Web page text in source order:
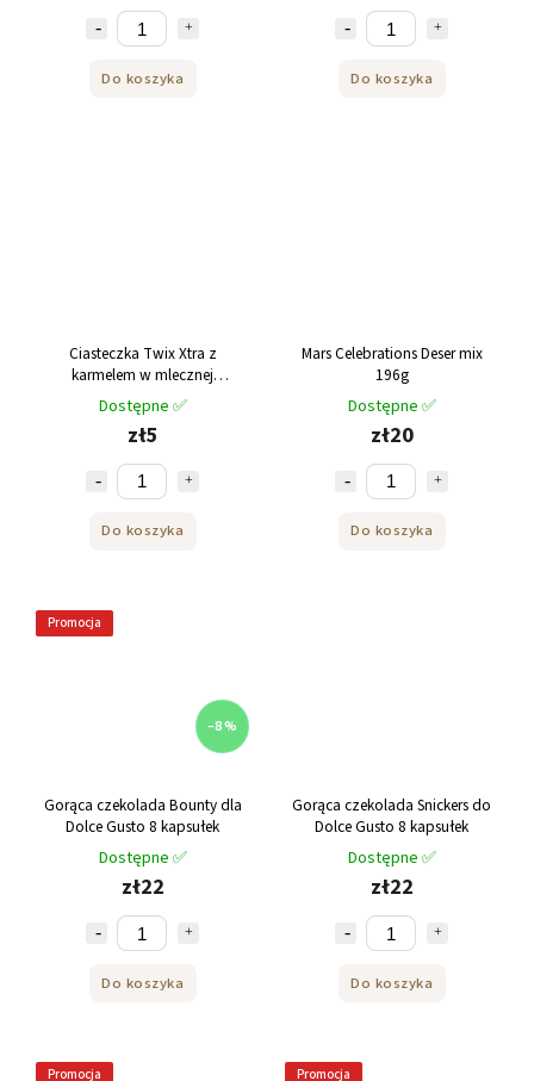
Do koszyka Do koszyka
Ciasteczka Twix Xtra z
karmelem w mlecznej
czekoladzie 2 x 37,5g
Dostępne ✅
zł5
Do koszyka
Mars Celebrations Deser mix
196g
Dostępne ✅
zł20
Do koszyka
Promocja
–8 %
Gorąca czekolada Bounty dla
Dolce Gusto 8 kapsułek
Dostępne ✅
zł22
Do koszyka
Gorąca czekolada Snickers do
Dolce Gusto 8 kapsułek
Dostępne ✅
zł22
Do koszyka
Promocja Promocja